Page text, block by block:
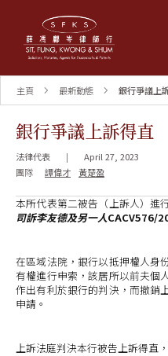
主頁 最新動態 銀行爭議上
銀行爭議上訴得直
法律代表 |
April 27, 2023
團隊
譚偉才 黃楚盈
本所代表第二被告（上訴人）進
司訴李友德及另一人CACV576/
在區域法院，銀行以抵押權人身
有權進行申索，該居所以前夫個
作出有利於銀行的判決，而撤銷
申請。
上訴法庭判決本行被告上訴得直